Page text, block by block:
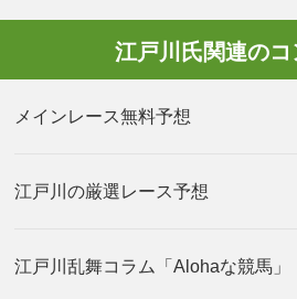
江戸川氏関連のコ
メインレース無料予想
江戸川の厳選レース予想
江戸川乱舞コラム「Alohaな競馬」